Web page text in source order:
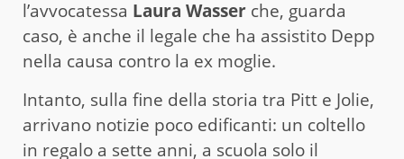
l’avvocatessa Laura Wasser che, guarda
caso, è anche il legale che ha assistito Depp
nella causa contro la ex moglie.
Intanto, sulla fine della storia tra Pitt e Jolie,
arrivano notizie poco edificanti: un coltello
in regalo a sette anni, a scuola solo il